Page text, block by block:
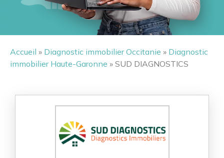
Accueil » Diagnostic immobilier Occitanie » Diagnostic
immobilier Haute-Garonne » SUD DIAGNOSTICS